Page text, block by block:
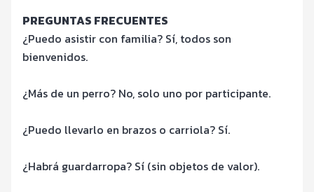
PREGUNTAS FRECUENTES
¿Puedo asistir con familia? Sí, todos son
bienvenidos.
¿Más de un perro? No, solo uno por participante.
¿Puedo llevarlo en brazos o carriola? Sí.
¿Habrá guardarropa? Sí (sin objetos de valor).